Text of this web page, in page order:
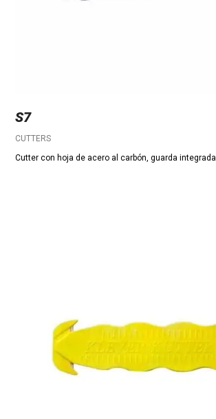
S7
CUTTERS
Cutter con hoja de acero al carbón, guarda integrada